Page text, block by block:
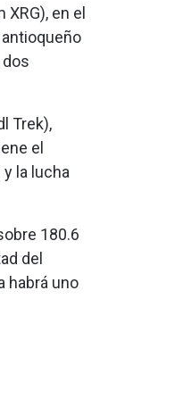
en el
dos
Trek),
el
la lucha
180.6
del
habrá uno